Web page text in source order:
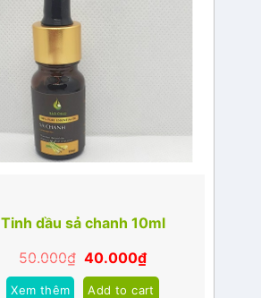
Tinh dầu sả chanh 10ml
50.000₫ 40.000₫
Xem thêm Add to cart